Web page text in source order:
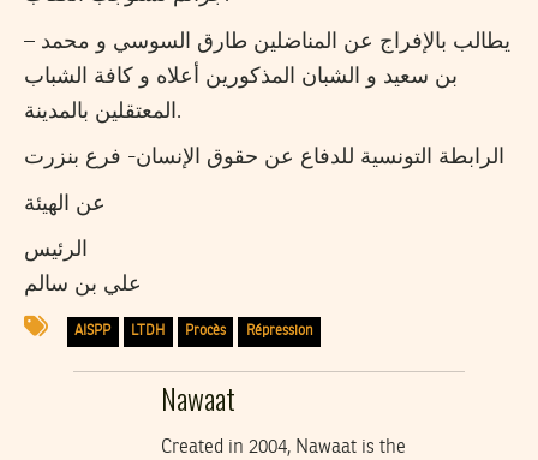
– يطالب بالإفراج عن المناضلين طارق السوسي و محمد
بن سعيد و الشبان المذكورين أعلاه و كافة الشباب
المعتقلين بالمدينة.
الرابطة التونسية للدفاع عن حقوق الإنسان- فرع بنزرت
عن الهيئة
الرئيس
علي بن سالم
AISPP LTDH Procès Répression
Nawaat
Created in 2004, Nawaat is the